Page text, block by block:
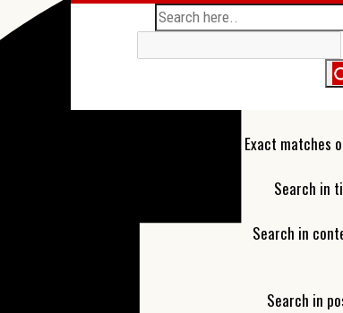
Exact matches
Search in
Search in
Search in